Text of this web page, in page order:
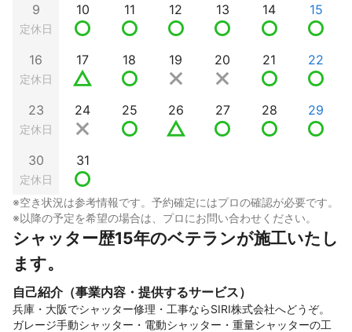
9
定休日
10 11 12 13 14 15
16
定休日
17 18 19 20 21 22
23
定休日
24 25 26 27 28 29
30
定休日
31
※空き状況は参考情報です。予約確定にはプロの確認が必要です。
※以降の予定を希望の場合は、プロにお問い合わせください。
シャッター歴15年のベテランが施工いたし
ます。
自己紹介（事業内容・提供するサービス）
兵庫・大阪でシャッター修理・工事ならSIRI株式会社へどうぞ。
ガレージ手動シャッター・電動シャッター・重量シャッターの工